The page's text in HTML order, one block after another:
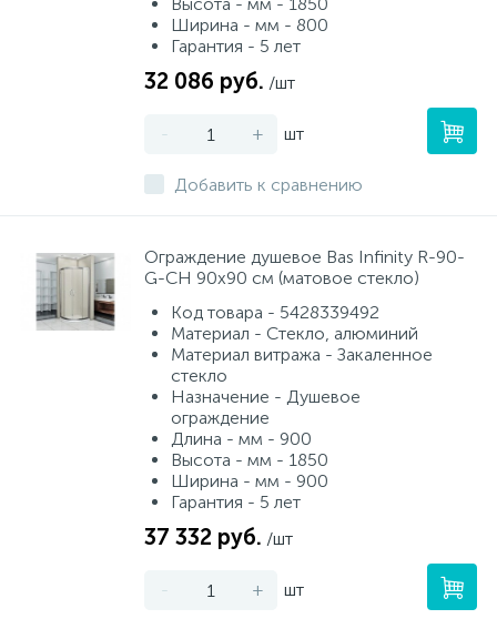
Ширина - мм - 800
Гарантия - 5 лет
32 086 руб. /шт
- + шт
Добавить к сравнению
Ограждение душевое Bas Infinity R-90-
G-CH 90х90 см (матовое стекло)
Код товара - 5428339492
Материал - Стекло, алюминий
Материал витража - Закаленное
стекло
Назначение - Душевое
ограждение
Длина - мм - 900
Высота - мм - 1850
Ширина - мм - 900
Гарантия - 5 лет
37 332 руб. /шт
- + шт